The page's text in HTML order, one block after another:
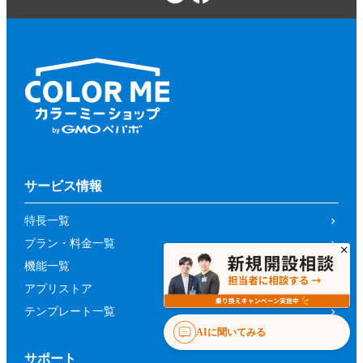
サービス情報
特長一覧
プラン・料金一覧
機能一覧
アプリストア
テンプレート一覧
サポート
AIに聞いてみる